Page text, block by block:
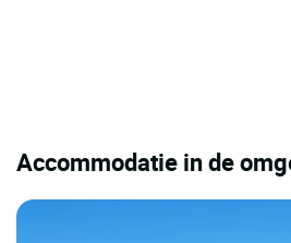
Accommodatie in de